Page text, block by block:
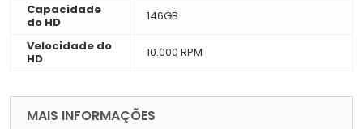
Capacidade
do HD
146GB
Velocidade do
HD
10.000 RPM
MAIS INFORMAÇÕES